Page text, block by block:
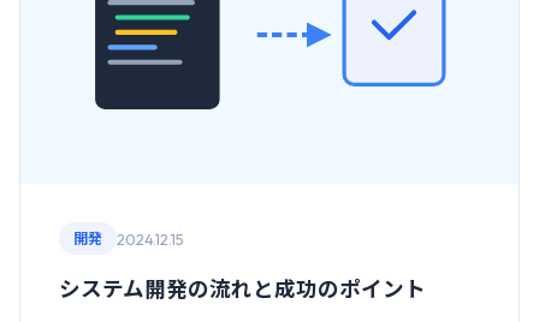
開発 2024.12.15
システム開発の流れと成功のポイント